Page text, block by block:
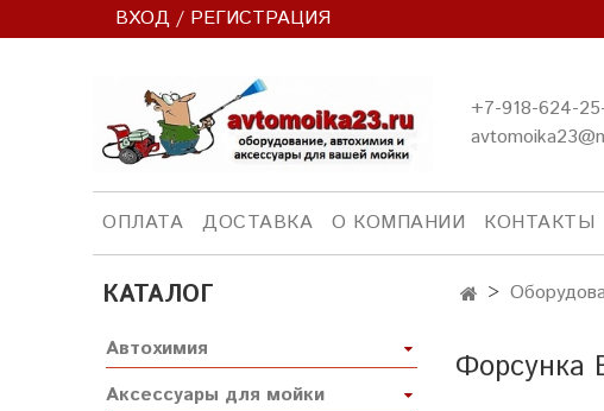
ВХОД / РЕГИСТРАЦИЯ
+7-918-624-
ОПЛАТА ДОСТАВКА О КОМПАНИИ КОНТАКТЫ
Форсунка
КАТАЛОГ
Автохимия
Аксессуары для мойки